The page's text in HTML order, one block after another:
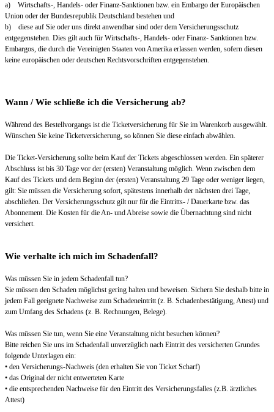
a) Wirtschafts-, Handels- oder Finanz-Sanktionen bzw. ein Embargo der Europäischen
Union oder der Bundesrepublik Deutschland bestehen und
b) diese auf Sie oder uns direkt anwendbar sind oder dem Versicherungsschutz
entgegenstehen. Dies gilt auch für Wirtschafts-, Handels- oder Finanz- Sanktionen bzw.
Embargos, die durch die Vereinigten Staaten von Amerika erlassen werden, sofern diesen
keine europäischen oder deutschen Rechtsvorschriften entgegenstehen.
Wann / Wie schließe ich die Versicherung ab?
Während des Bestellvorgangs ist die Ticketversicherung für Sie im Warenkorb ausgewählt.
Wünschen Sie keine Ticketversicherung, so können Sie diese einfach abwählen.
Die Ticket-Versicherung sollte beim Kauf der Tickets abgeschlossen werden. Ein späterer
Abschluss ist bis 30 Tage vor der (ersten) Veranstaltung möglich. Wenn zwischen dem
Kauf des Tickets und dem Beginn der (ersten) Veranstaltung 29 Tage oder weniger liegen,
gilt: Sie müssen die Versicherung sofort, spätestens innerhalb der nächsten drei Tage,
abschließen. Der Versicherungsschutz gilt nur für die Eintritts- / Dauerkarte bzw. das
Abonnement. Die Kosten für die An- und Abreise sowie die Übernachtung sind nicht
versichert.
Wie verhalte ich mich im Schadenfall?
Was müssen Sie in jedem Schadenfall tun?
Sie müssen den Schaden möglichst gering halten und beweisen. Sichern Sie deshalb bitte in
jedem Fall geeignete Nachweise zum Schadeneintritt (z. B. Schadenbestätigung, Attest) und
zum Umfang des Schadens (z. B. Rechnungen, Belege).
Was müssen Sie tun, wenn Sie eine Veranstaltung nicht besuchen können?
Bitte reichen Sie uns im Schadenfall unverzüglich nach Eintritt des versicherten Grundes
folgende Unterlagen ein:
• den Versicherungs-Nachweis (den erhalten Sie von Ticket Scharf)
• das Original der nicht entwerteten Karte
• die entsprechenden Nachweise für den Eintritt des Versicherungsfalles (z.B. ärztliches
Attest)